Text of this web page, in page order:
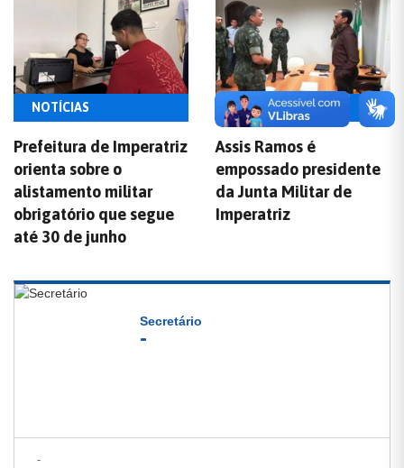
NOTÍCIAS
Prefeitura de Imperatriz
orienta sobre o
alistamento militar
obrigatório que segue
até 30 de junho
PREFEITO
Assis Ramos é
empossado presidente
da Junta Militar de
Imperatriz
Secretário
-
-